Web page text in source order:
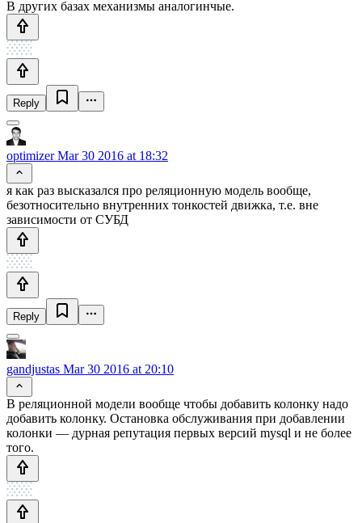
В других базах механизмы аналогинчые.
Reply
optimizerMar 30 2016 at 18:32
я как раз высказался про реляционную модель вообще,
безотносительно внутренних тонкостей движка, т.е. вне
зависимости от СУБД
Reply
gandjustas Mar 30 2016 at 20:10
В реляционной модели вообще чтобы добавить колонку надо
добавить колонку. Остановка обслуживания при добавлении
колонки — дурная репутация первых версий mysql и не более
того.